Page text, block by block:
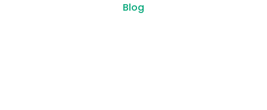
Blog